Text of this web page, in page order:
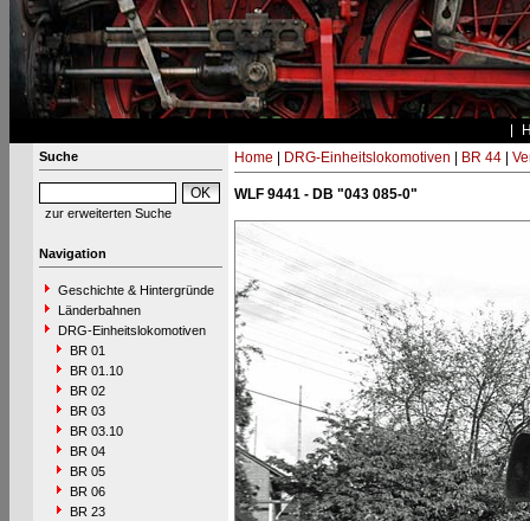
Suche
zur erweiterten Suche
Navigation
Geschichte & Hintergründe
Länderbahnen
DRG-Einheitslokomotiven
BR 01
BR 01.10
BR 02
BR 03
BR 03.10
BR 04
BR 05
BR 06
BR 23
Home DRG-Einheitslokomotiven BR 44|
WLF 9441 - DB "043 085-0"